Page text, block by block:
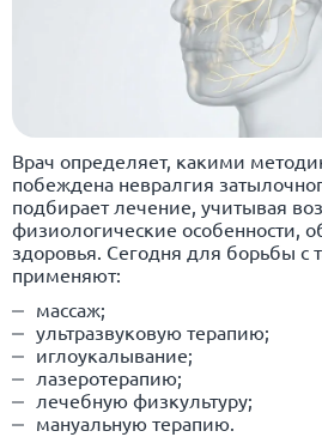
Врач определяет, какими
побеждена невралгия
подбирает лечение, учитывая
физиологические особенности,
здоровья. Сегодня для борьбы с
применяют:
массаж;
ультразвуковую терапию;
иглоукалывание;
лазеротерапию;
лечебную физкультуру;
мануальную терапию.